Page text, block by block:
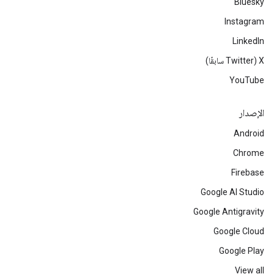
Bluesky
Instagram
LinkedIn
‫X ‏(Twitter سابقًا)
YouTube
الإصدار
Android
Chrome
Firebase
Google AI Studio
Google Antigravity
Google Cloud
Google Play
View all